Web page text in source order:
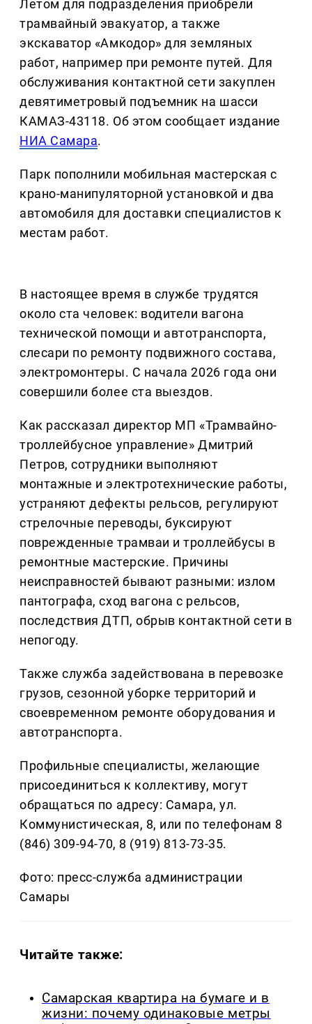
Летом для подразделения приобрели
трамвайный эвакуатор, а также
экскаватор «Амкодор» для земляных
работ, например при ремонте путей. Для
обслуживания контактной сети закуплен
девятиметровый подъемник на шасси
КАМАЗ-43118. Об этом сообщает издание
НИА Самара.
Парк пополнили мобильная мастерская с
крано-манипуляторной установкой и два
автомобиля для доставки специалистов к
местам работ.
В настоящее время в службе трудятся
около ста человек: водители вагона
технической помощи и автотранспорта,
слесари по ремонту подвижного состава,
электромонтеры. С начала 2026 года они
совершили более ста выездов.
Как рассказал директор МП «Трамвайно-
троллейбусное управление» Дмитрий
Петров, сотрудники выполняют
монтажные и электротехнические работы,
устраняют дефекты рельсов, регулируют
стрелочные переводы, буксируют
поврежденные трамваи и троллейбусы в
ремонтные мастерские. Причины
неисправностей бывают разными: излом
пантографа, сход вагона с рельсов,
последствия ДТП, обрыв контактной сети в
непогоду.
Также служба задействована в перевозке
грузов, сезонной уборке территорий и
своевременном ремонте оборудования и
автотранспорта.
Профильные специалисты, желающие
присоединиться к коллективу, могут
обращаться по адресу: Самара, ул.
Коммунистическая, 8, или по телефонам 8
(846) 309-94-70, 8 (919) 813-73-35.
Фото: пресс-служба администрации
Самары
Читайте также:
Самарская квартира на бумаге и в
жизни: почему одинаковые метры